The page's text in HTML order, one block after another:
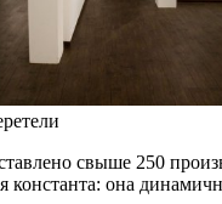
свыше 250
константа: она